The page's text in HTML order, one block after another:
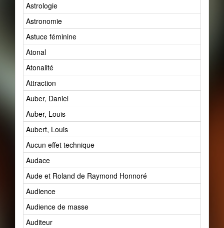
Astrologie
Astronomie
Astuce féminine
Atonal
Atonalité
Attraction
Auber, Daniel
Auber, Louis
Aubert, Louis
Aucun effet technique
Audace
Aude et Roland de Raymond Honnoré
Audience
Audience de masse
Auditeur